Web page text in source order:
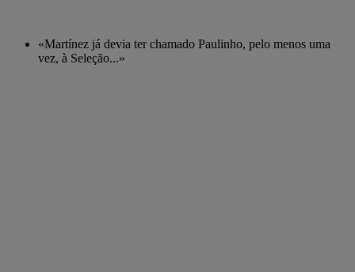
«Martínez já devia ter chamado Paulinho, pelo menos uma
vez, à Seleção...»